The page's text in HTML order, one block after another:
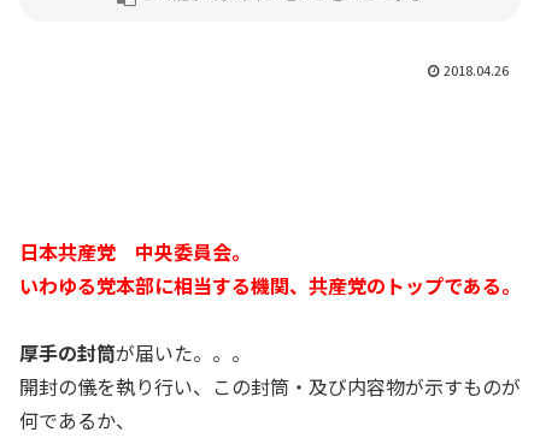
2018.04.26
日本共産党 中央委員会。
いわゆる党本部に相当する機関、共産党のトップである。
厚手の封筒が届いた。。。
開封の儀を執り行い、この封筒・及び内容物が示すものが
何であるか、